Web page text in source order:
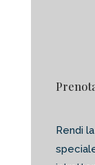
Rendi